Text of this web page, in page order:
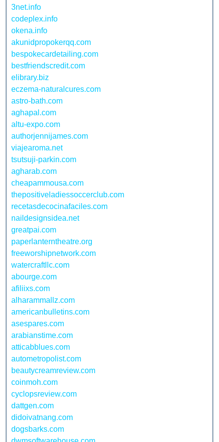
3net.info
codeplex.info
okena.info
akunidpropokerqq.com
bespokecardetailing.com
bestfriendscredit.com
elibrary.biz
eczema-naturalcures.com
astro-bath.com
aghapal.com
altu-expo.com
authorjennijames.com
viajearoma.net
tsutsuji-parkin.com
agharab.com
cheapammousa.com
thepositiveladiessoccerclub.com
recetasdecocinafaciles.com
naildesignsidea.net
greatpai.com
paperlanterntheatre.org
freeworshipnetwork.com
watercraftllc.com
abourge.com
afiliixs.com
alharammallz.com
americanbulletins.com
asespares.com
arabianstime.com
atticabblues.com
autometropolist.com
beautycreamreview.com
coinmoh.com
cyclopsreview.com
dattgen.com
didoivatnang.com
dogsbarks.com